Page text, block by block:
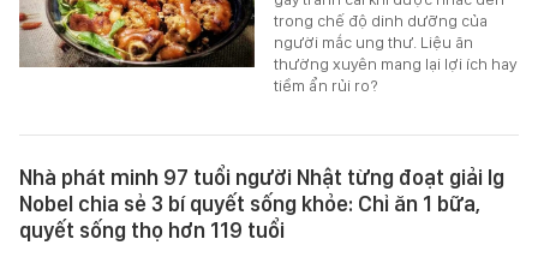
trong chế độ dinh dưỡng của
người mắc ung thư. Liệu ăn
thường xuyên mang lại lợi ích hay
tiềm ẩn rủi ro?
Nhà phát minh 97 tuổi người Nhật từng đoạt giải Ig
Nobel chia sẻ 3 bí quyết sống khỏe: Chỉ ăn 1 bữa,
quyết sống thọ hơn 119 tuổi